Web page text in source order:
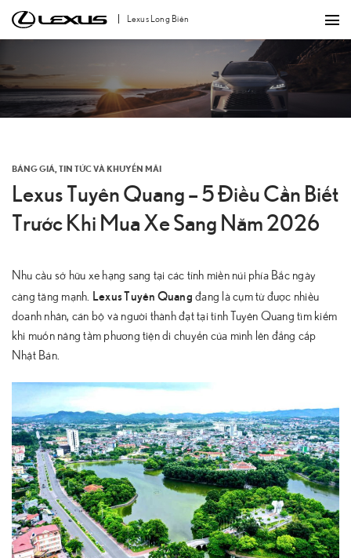
qua
dung
Lexus Long Biên
BẢNG GIÁ TIN TỨC VÀ KHUYẾN MÃI
Lexus Tuyên Quang – 5 Điều Cần Biết
Trước Khi Mua Xe Sang Năm 2026
Nhu cầu sở hữu xe hạng sang tại các tỉnh miền núi phía Bắc ngày
càng tăng mạnh. Lexus Tuyên Quang đang là cụm từ được nhiều
doanh nhân, cán bộ và người thành đạt tại tỉnh Tuyên Quang tìm kiếm
khi muốn nâng tầm phương tiện di chuyển của mình lên đẳng cấp
Nhật Bản.